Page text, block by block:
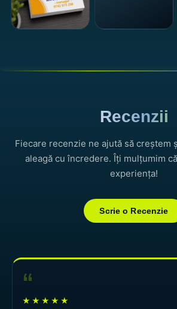
Recenzii
Fiecare recenzie ne ajută să creștem
aleagă cu încredere. Îți mulțumim
“